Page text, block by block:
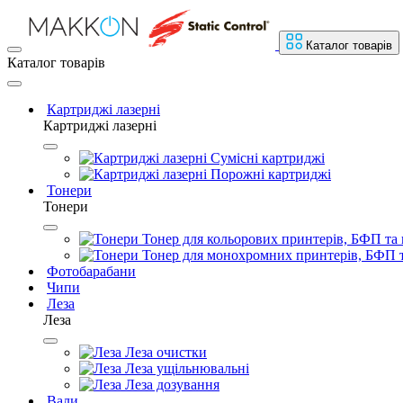
Каталог товарів
Каталог товарів
Картриджі лазерні
Картриджі лазерні
Сумісні картриджі
Порожні картриджі
Тонери
Тонери
Тонер для кольорових принтерів, БФП та
Тонер для монохромних принтерів, БФП
Фотобарабани
Чипи
Леза
Леза
Леза очистки
Леза ущільнювальні
Леза дозування